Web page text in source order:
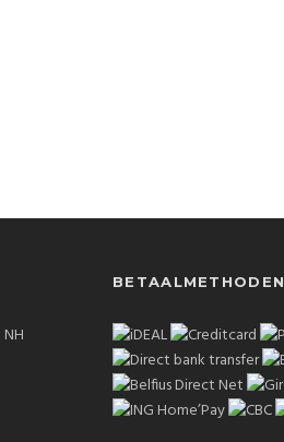
BETAALMETHODEN